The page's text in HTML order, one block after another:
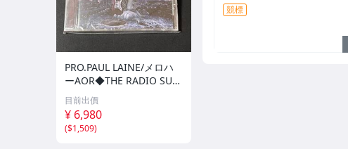
競標
PRO.PAUL LAINE/メロハ
ーAOR◆THE RADIO SU
N/UNSTOPPABLE
目前出價
¥ 6,980
($1,509)